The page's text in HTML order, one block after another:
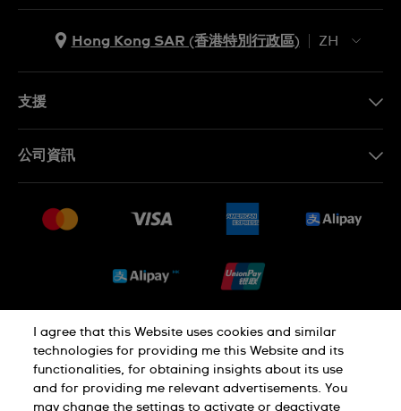
Hong Kong SAR (香港特別行政區)
ZH
支援
銷售條款
公司資訊
就業機會
使用條款
I agree that this Website uses cookies and similar
technologies for providing me this Website and its
functionalities, for obtaining insights about its use
and for providing me relevant advertisements. You
may change the settings to activate or deactivate